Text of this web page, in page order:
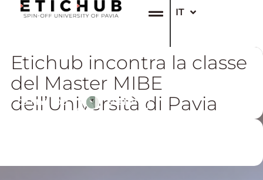
IT
EN
Etichub incontra la classe
del Master MIBE
dell’Università di Pavia
09 Mar, 2026 EVENTI